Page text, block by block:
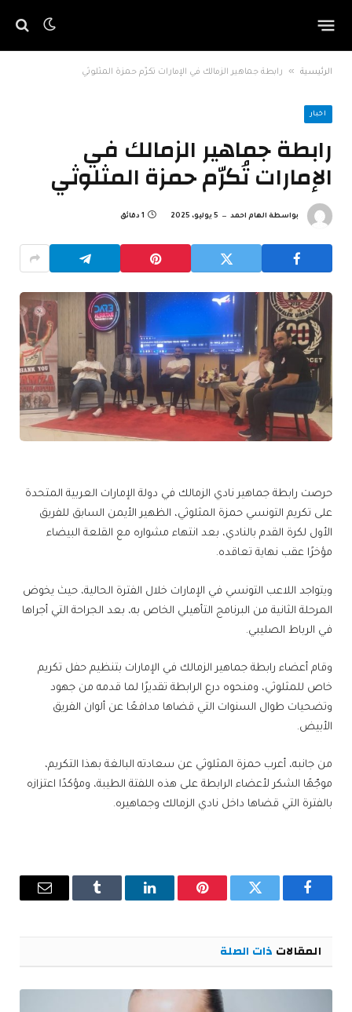
الرئيسية » رابطة جماهير الزمالك في الإمارات تُكرّم حمزة المثلوثي
اخبار
رابطة جماهير الزمالك في
الإمارات تُكرّم حمزة المثلوثي
بواسطة الهام احمد 5 يوليو، 2025 1 دقائق
حرصت رابطة جماهير نادي الزمالك في دولة الإمارات العربية المتحدة
على تكريم التونسي حمزة المثلوثي، الظهير الأيمن السابق للفريق
الأول لكرة القدم بالنادي، بعد انتهاء مشواره مع القلعة البيضاء
مؤخرًا عقب نهاية تعاقده.
ويتواجد اللاعب التونسي في الإمارات خلال الفترة الحالية، حيث يخوض
المرحلة الثانية من البرنامج التأهيلي الخاص به، بعد الجراحة التي أجراها
في الرباط الصليبي.
وقام أعضاء رابطة جماهير الزمالك في الإمارات بتنظيم حفل تكريم
خاص للمثلوثي، ومنحوه درع الرابطة تقديرًا لما قدمه من جهود
وتضحيات طوال السنوات التي قضاها مدافعًا عن ألوان الفريق
الأبيض.
من جانبه، أعرب حمزة المثلوثي عن سعادته البالغة بهذا التكريم،
موجّهًا الشكر لأعضاء الرابطة على هذه اللفتة الطيبة، ومؤكدًا اعتزازه
بالفترة التي قضاها داخل نادي الزمالك وجماهيره.
فيسبوك تويتر بينتيريستلينكدإن Tumblr
البريد
المقالات ذات الصلة